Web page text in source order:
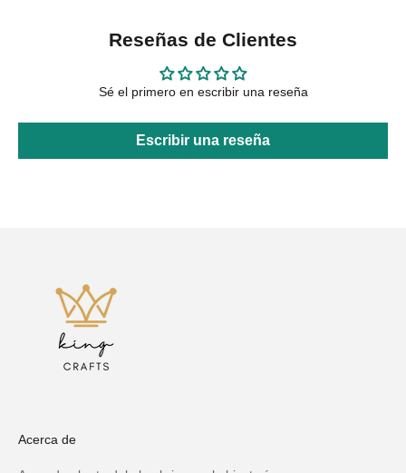
Reseñas de Clientes
Sé el primero en escribir una reseña
Escribir una reseña
Acerca de